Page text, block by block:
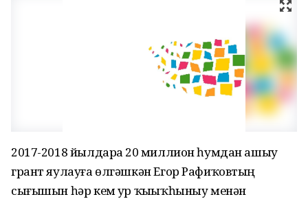
2017-2018 йылдарҙа 20 миллион һумдан ашыу
грант яулауға өлгәшкән Егор Рафиҡовтың
сығышын һәр кем ҙур ҡыҙыҡһыныу менән